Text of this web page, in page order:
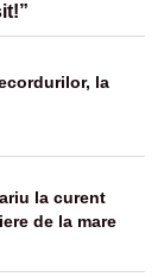
la
la curent
de la mare